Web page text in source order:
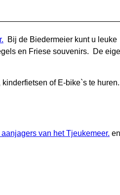
Bij de Biedermeier kunt u leuke
en Friese souvenirs. De
of E-bike`s te huren.
aanjagers van het Tjeukemeer. en